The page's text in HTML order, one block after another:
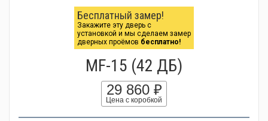
Бесплатный замер!
Закажите эту дверь с
установкой и мы сделаем замер
дверных проёмов бесплатно!
MF-15 (42 ДБ)
29 860 ₽
Цена с коробкой